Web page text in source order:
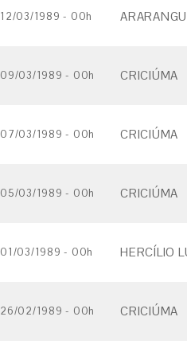
12/03/1989 - 00h
09/03/1989 - 00h CRICIÚMA
07/03/1989 - 00h CRICIÚMA
05/03/1989 - 00h CRICIÚMA
01/03/1989 - 00h HERCÍLIO
26/02/1989 - 00h CRICIÚMA